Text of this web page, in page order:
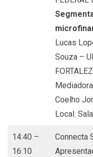
Lucas
Souza –
Coelho
Local:
14:40 –
16:10
Connecta